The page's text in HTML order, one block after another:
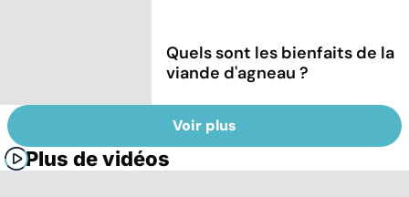
Quels sont les bienfaits de la
viande d'agneau ?
Voir plus
Plus de vidéos